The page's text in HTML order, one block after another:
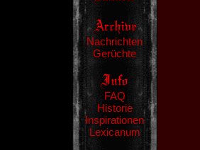
Nachrichten
Gerüchte
FAQ
Historie
Inspirationen
Lexicanum